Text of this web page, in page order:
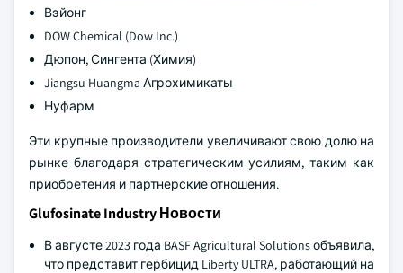
Вэйонг
DOW Chemical (Dow Inc.)
Дюпон, Сингента (Химия)
Jiangsu Huangma Агрохимикаты
Нуфарм
Эти крупные производители увеличивают свою долю на
рынке благодаря стратегическим усилиям, таким как
приобретения и партнерские отношения.
Glufosinate Industry Новости
В августе 2023 года BASF Agricultural Solutions объявила,
что представит гербицид Liberty ULTRA, работающий на